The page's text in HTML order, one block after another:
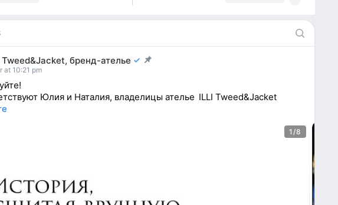
Tweed&Jacket, бренд-ателье
pinned
at 10:21 pm
Юлия и Наталия, владелицы ателье ILLI Tweed&Jacket
1/8